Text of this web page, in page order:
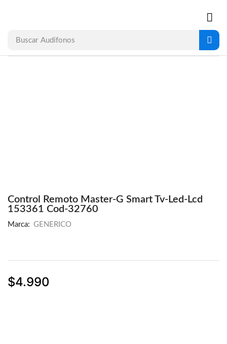
Buscar Audífonos
Control Remoto Master-G Smart Tv-Led-Lcd
153361 Cod-32760
Marca: GENERICO
$4.990